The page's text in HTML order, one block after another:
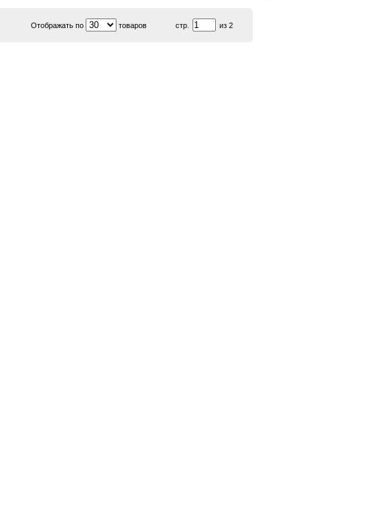
Отображать по товаров стр. из 2